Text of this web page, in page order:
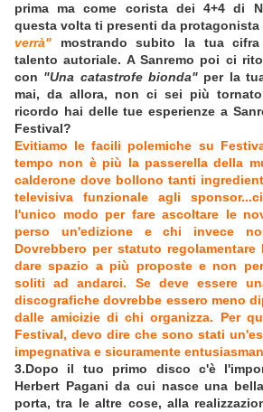
prima ma come corista dei 4+4 di
questa volta ti presenti da protagonista
verrà" mostrando subito la tua
talento autoriale. A Sanremo poi ci
con "Una catastrofe bionda" per la
mai, da allora, non ci sei più
ricordo hai delle tue esperienze a
Festival?
Evitiamo le facili polemiche su
tempo non è più la passerella della
calderone dove bollono tanti
televisiva funzionale agli
l'unico modo per fare ascoltare le
perso un'edizione e chi invece
Dovrebbero per statuto
dare spazio a più proposte e non
soliti ad andarci. Se deve essere
discografiche dovrebbe essero meno
dalle amicizie di chi organizza. Per
Festival, devo dire che sono stati
impegnativa e sicuramente
3.Dopo il tuo primo disco c'è
Herbert Pagani da cui nasce una
porta, tra le altre cose, alla